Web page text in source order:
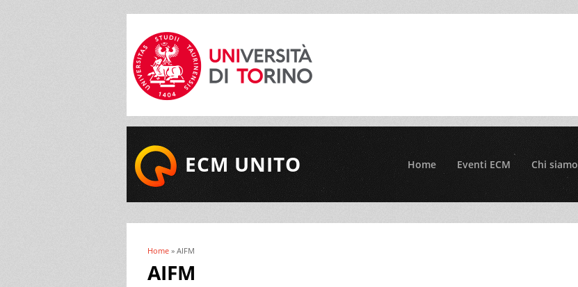
ECM UNITO Home Eventi ECM Chi siamo
Tu sei qui
Home » AIFM
AIFM